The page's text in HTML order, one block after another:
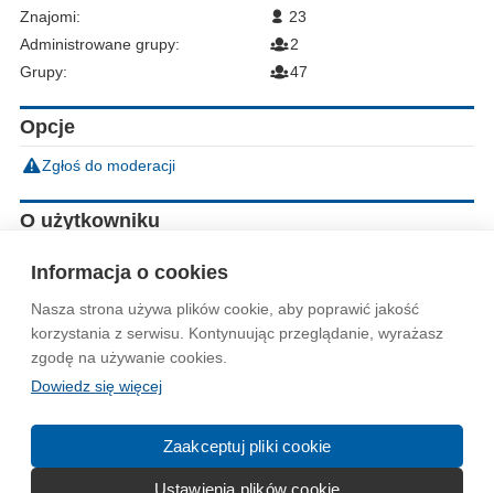
Informacja o cookies
Nasza strona używa plików cookie, aby poprawić jakość
korzystania z serwisu. Kontynuując przeglądanie, wyrażasz
zgodę na używanie cookies.
Dowiedz się więcej
Zaakceptuj pliki cookie
Ustawienia plików cookie
Znajomi:
23
Administrowane grupy:
2
Grupy:
47
Opcje
Zgłoś do moderacji
O użytkowniku
Wytyczne dla społeczności Regulamin Prywatność
Reklama Kontakt